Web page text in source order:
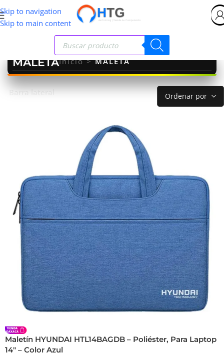
Skip to navigation
Skip to main content
MALETAInicio>MALETA
Barra lateral
Maletín HYUNDAI HTL14BAGDB – Poliéster, Para Laptop
14″ – Color Azul